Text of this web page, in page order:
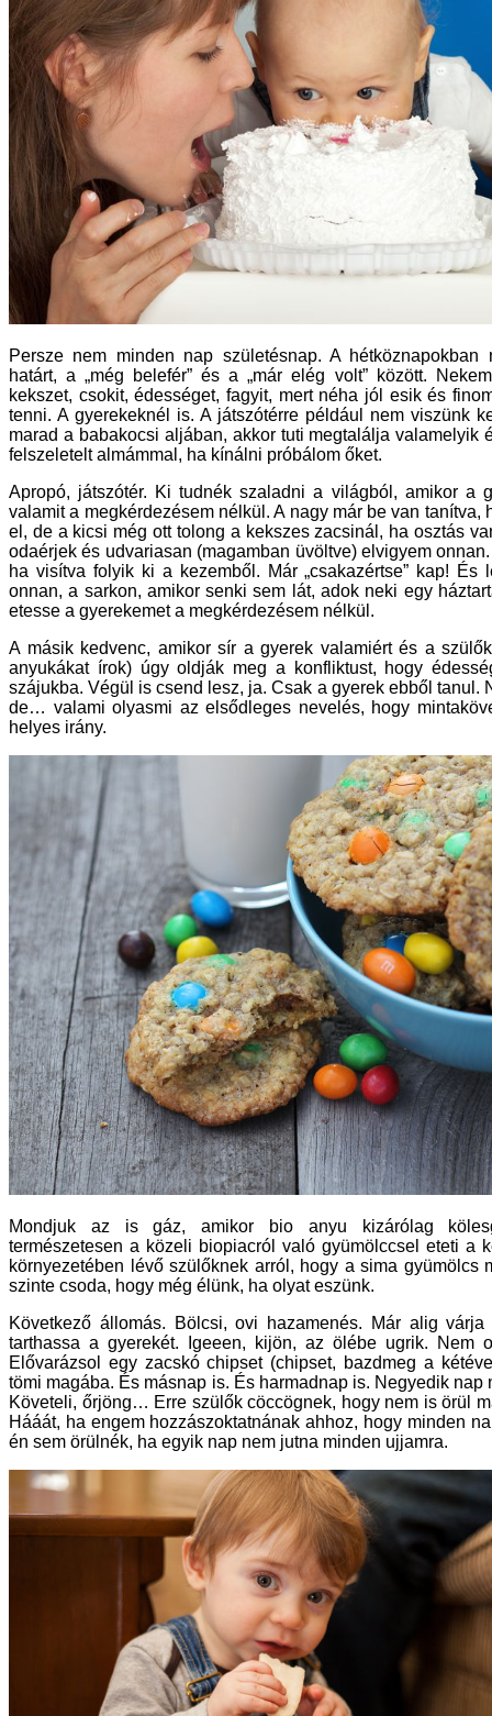
Persze nem minden nap születésnap. A
határt, a „még belefér” és a „már elég volt” között.
kekszet, csokit, édességet, fagyit, mert néha jól esik és
tenni. A gyerekeknél is. A játszótérre például nem viszünk
marad a babakocsi aljában, akkor tuti megtalálja valamelyik
felszeletelt almámmal, ha kínálni próbálom őket.
Apropó, játszótér. Ki tudnék szaladni a világból, amikor a
valamit a megkérdezésem nélkül. A nagy már be van tanítva,
el, de a kicsi még ott tolong a kekszes zacsinál, ha osztás
odaérjek és udvariasan (magamban üvöltve) elvigyem
ha visítva folyik ki a kezemből. Már „csakazértse” kap! És
onnan, a sarkon, amikor senki sem lát, adok neki egy
etesse a gyerekemet a megkérdezésem nélkül.
A másik kedvenc, amikor sír a gyerek valamiért és a
anyukákat írok) úgy oldják meg a konfliktust, hogy
szájukba. Végül is csend lesz, ja. Csak a gyerek ebből tanul.
de… valami olyasmi az elsődleges nevelés, hogy
helyes irány.
Mondjuk az is gáz, amikor bio anyu kizárólag
természetesen a közeli biopiacról való gyümölccsel eteti a
környezetében lévő szülőknek arról, hogy a sima gyümölcs
szinte csoda, hogy még élünk, ha olyat eszünk.
Következő állomás. Bölcsi, ovi hazamenés. Már alig
tarthassa a gyerekét. Igeeen, kijön, az ölébe ugrik. Nem
Elővarázsol egy zacskó chipset (chipset, bazdmeg a
tömi magába. És másnap is. És harmadnap is. Negyedik nap
Követeli, őrjöng… Erre szülők cöccögnek, hogy nem is örül
Hááát, ha engem hozzászoktatnának ahhoz, hogy minden
én sem örülnék, ha egyik nap nem jutna minden ujjamra.